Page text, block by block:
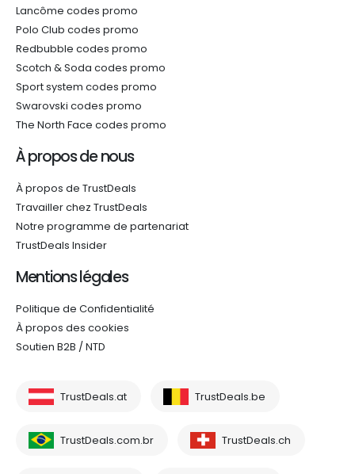
Lancôme codes promo
Polo Club codes promo
Redbubble codes promo
Scotch & Soda codes promo
Sport system codes promo
Swarovski codes promo
The North Face codes promo
À propos de nous
À propos de TrustDeals
Travailler chez TrustDeals
Notre programme de partenariat
TrustDeals Insider
Mentions légales
Politique de Confidentialité
À propos des cookies
Soutien B2B / NTD
TrustDeals.at TrustDeals.be
TrustDeals.com.br TrustDeals.ch